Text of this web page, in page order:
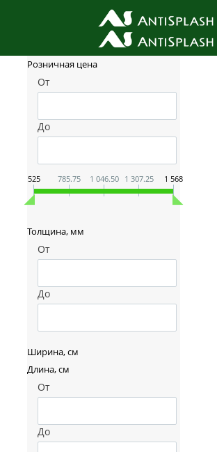
Фильтр товаров
Розничная цена
От
До
525 785.75 1 046.50 1 307.25 1 568
Толщина, мм
От
До
Ширина, см
Длина, см
От
До